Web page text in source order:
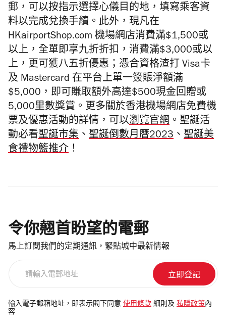
郵，可以按指示選擇心儀目的地，填寫乘客資
料以完成兌換手續。此外，現凡在
HKairportShop.com 機場網店消費滿$1,500或
以上，全單即享九折折扣，消費滿$3,000或以
上，更可獲八五折優惠；憑合資格渣打 Visa卡
及 Mastercard 在平台上單一簽賬淨額滿
$5,000，即可賺取額外高達$500現金回贈或
5,000里數獎賞。更多關於香港機場網店免費機
票及優惠活動的詳情，可以瀏覽官網 。聖誕活
動必看聖誕市集 、 聖誕倒數月曆2023 、 聖誕美
食禮物籃推介 ！
令你翹首盼望的電郵
馬上訂閱我們的定期通訊，緊貼城中最新情報
電
郵
輸入電子郵箱地址，即表示閣下同意 使用條款 細則及 私隱政策 內
容